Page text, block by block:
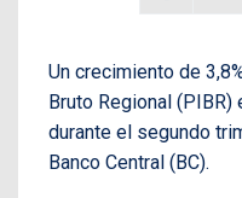
Un crecimiento de
Bruto Regional
durante el segundo
Banco Central (BC).